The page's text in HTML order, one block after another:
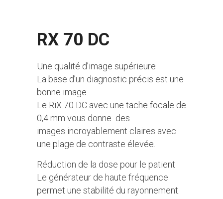
RX 70 DC
Une qualité d’image supérieure
La base d’un diagnostic précis est une
bonne image.
Le RiX 70 DC avec une tache focale de
0,4 mm vous donne des
images incroyablement claires avec
une plage de contraste élevée.
Réduction de la dose pour le patient
Le générateur de haute fréquence
permet une stabilité du rayonnement.